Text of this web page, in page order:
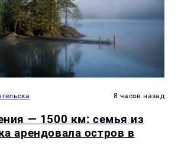
8 часов назад
— 1500 км: семья из
арендовала остров в